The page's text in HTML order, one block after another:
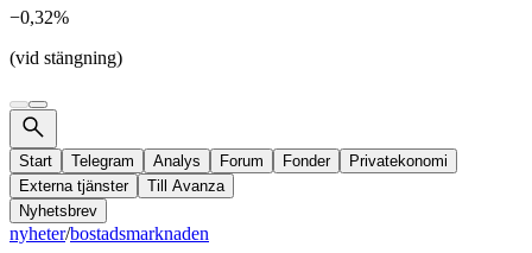
−0,32%
(vid stängning)
Start Telegram Analys Forum Fonder
Privatekonomi
Externa tjänster
Till Avanza
Nyhetsbrev
nyheter/bostadsmarknaden